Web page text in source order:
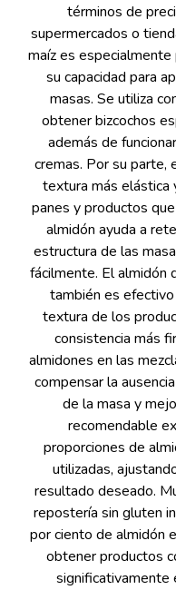
términos de
supermercados o
maíz es
su capacidad para
masas. Se utiliza
obtener bizcochos
además de
cremas. Por su parte,
textura más elástica
panes y productos
almidón ayuda a
estructura de las
fácilmente. El almidón
también es
textura de los
consistencia más
almidones en las
compensar la
de la masa y
recomendable
proporciones de
utilizadas,
resultado deseado.
repostería sin gluten
por ciento de almidón
obtener productos
significativamente